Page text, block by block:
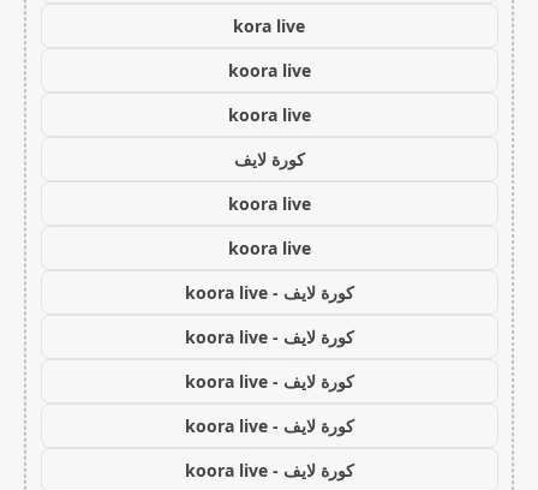
kora live
koora live
koora live
كورة لايف
koora live
koora live
كورة لايف - koora live
كورة لايف - koora live
كورة لايف - koora live
كورة لايف - koora live
كورة لايف - koora live